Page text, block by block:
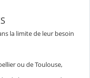
la limite de leur besoin
ou de Toulouse,